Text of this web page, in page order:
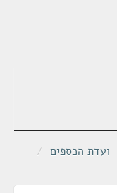
ועדת הכספים /